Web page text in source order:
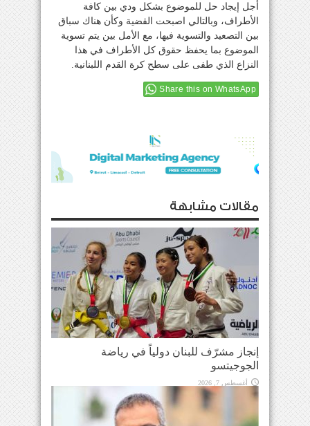
أجل إيجاد حل للموضوع بشكل ودي بين كافة
الأطراف، وبالتالي اصبحت القضية وكأن هناك سباق
بين التصعيد والتسوية فيها، مع الأمل بين يتم تسوية
الموضوع بما يحفظ حقوق كل الأطراف في هذا
النزاع الذي طفى على سطح كرة القدم اللبنانية.
Share this on WhatsApp
مقالات مشابهة
إنجاز مشرّف للبنان دولياً في رياضة
الجوجيتسو
أغسطس 7, 2026